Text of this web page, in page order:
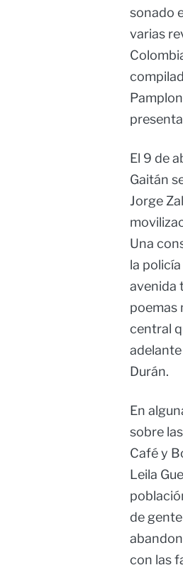
sonado
varias
El 9 de
Gaitán
Jorge
Una
la
avenida
poemas
central
Durán.
En
sobre
Café y
Leila
de
con las